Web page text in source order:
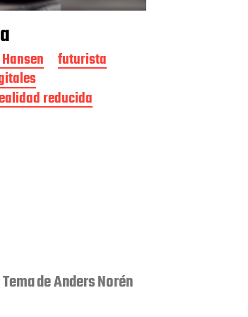
futurista
reducida
Tema deAnders Norén